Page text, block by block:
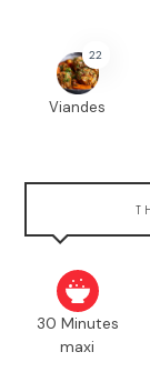
22
Viandes
30 Minutes
maxi